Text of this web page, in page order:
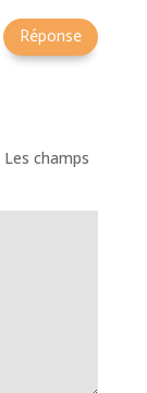
Réponse
Les champs